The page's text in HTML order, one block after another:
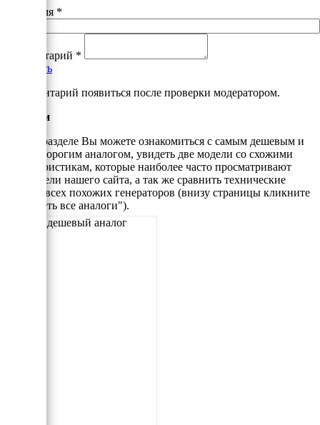
Ваше имя *
Комментарий *
Добавить
*Комментарий появиться после проверки модератором.
Аналоги
В этом разделе Вы можете ознакомиться с самым дешевым и
самым дорогим аналогом, увидеть две модели со схожими
характеристикам, которые наиболее часто просматривают
посетители нашего сайта, а так же сравнить технические
данные всех похожих генераторов (внизу страницы кликните
"Смотреть все аналоги").
Самый дешевый аналог